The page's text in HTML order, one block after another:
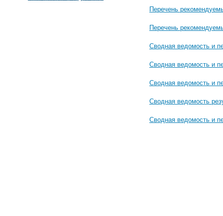
Перечень
Перечень
Сводная ведомость и
Сводная ведомость и
Сводная ведомость и
Сводная ведомость
Сводная ведомость и